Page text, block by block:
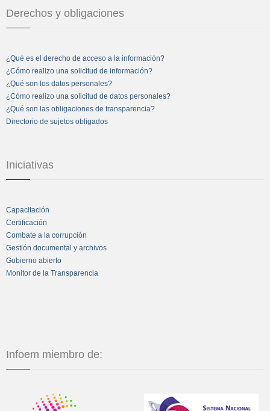
Derechos y obligaciones
¿Qué es el derecho de acceso a la información?
¿Cómo realizo una solicitud de información?
¿Qué son los datos personales?
¿Cómo realizo una solicitud de datos personales?
¿Qué son las obligaciones de transparencia?
Directorio de sujetos obligados
Iniciativas
Capacitación
Certificación
Combate a la corrupción
Gestión documental y archivos
Gobierno abierto
Monitor de la Transparencia
Infoem miembro de: